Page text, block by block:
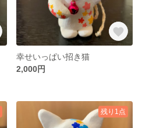
幸せいっぱい招き猫
2,000円
残り1点